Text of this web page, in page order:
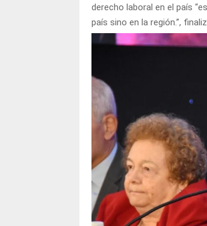
derecho laboral en el país
país sino en la región.”,